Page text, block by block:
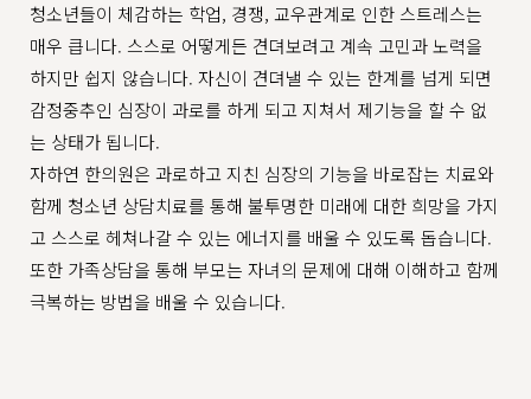
청소년들이 체감하는 학업, 경쟁, 교우관계로 인한 스트레스는
매우 큽니다. 스스로 어떻게든 견뎌보려고 계속 고민과 노력을
하지만 쉽지 않습니다. 자신이 견뎌낼 수 있는 한계를 넘게 되면
감정중추인 심장이 과로를 하게 되고 지쳐서 제기능을 할 수 없
는 상태가 됩니다.
자하연 한의원은 과로하고 지친 심장의 기능을 바로잡는 치료와
함께 청소년 상담치료를 통해 불투명한 미래에 대한 희망을 가지
고 스스로 헤쳐나갈 수 있는 에너지를 배울 수 있도록 돕습니다.
또한 가족상담을 통해 부모는 자녀의 문제에 대해 이해하고 함께
극복하는 방법을 배울 수 있습니다.